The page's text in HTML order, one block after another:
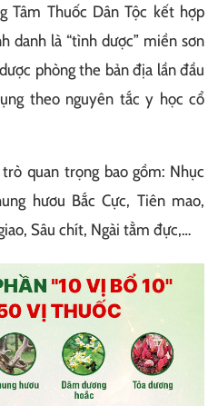
Tâm Thuốc Dân Tộc kết hợp
danh là “tình dược” miền sơn
phòng the bản địa lần đầu
theo nguyên tắc y học cổ
quan trọng bao gồm: Nhục
hươu Bắc Cực, Tiên mao,
Sâu chít, Ngài tằm đực,…